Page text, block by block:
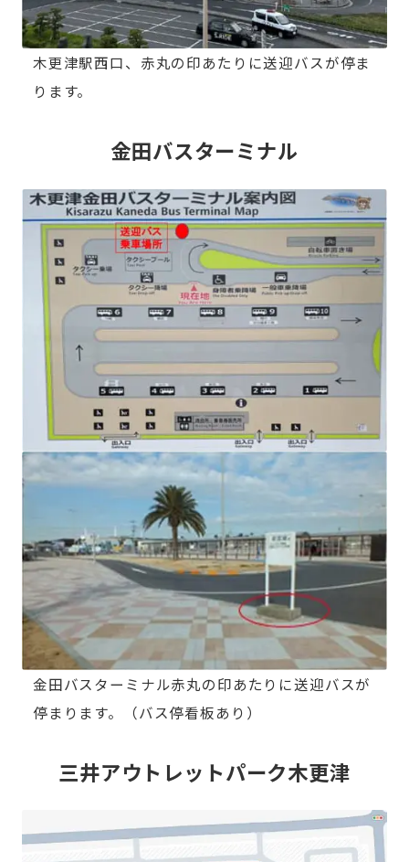
木更津駅西口、赤丸の印あたりに送迎バスが停ま
ります。
金田バスターミナル
金田バスターミナル赤丸の印あたりに送迎バスが
停まります。（バス停看板あり）
三井アウトレットパーク木更津